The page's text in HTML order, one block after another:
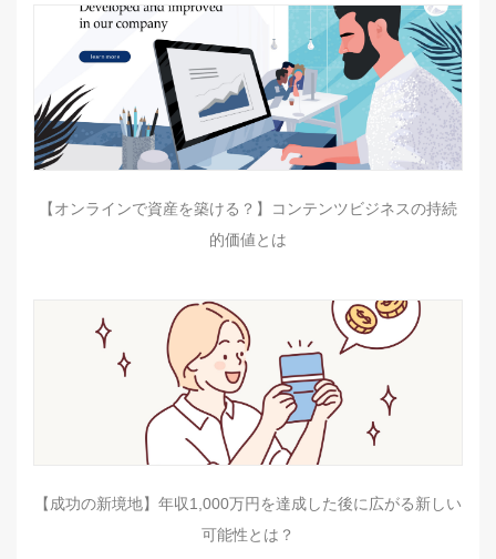
【オンラインで資産を築ける？】コンテンツビジネスの持続
的価値とは
【成功の新境地】年収1,000万円を達成した後に広がる新しい
可能性とは？